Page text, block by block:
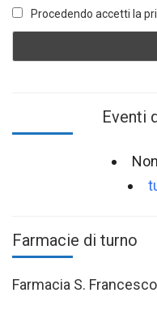
Procedendo accetti la
Eventi
Farmacie di turno
Farmacia S.